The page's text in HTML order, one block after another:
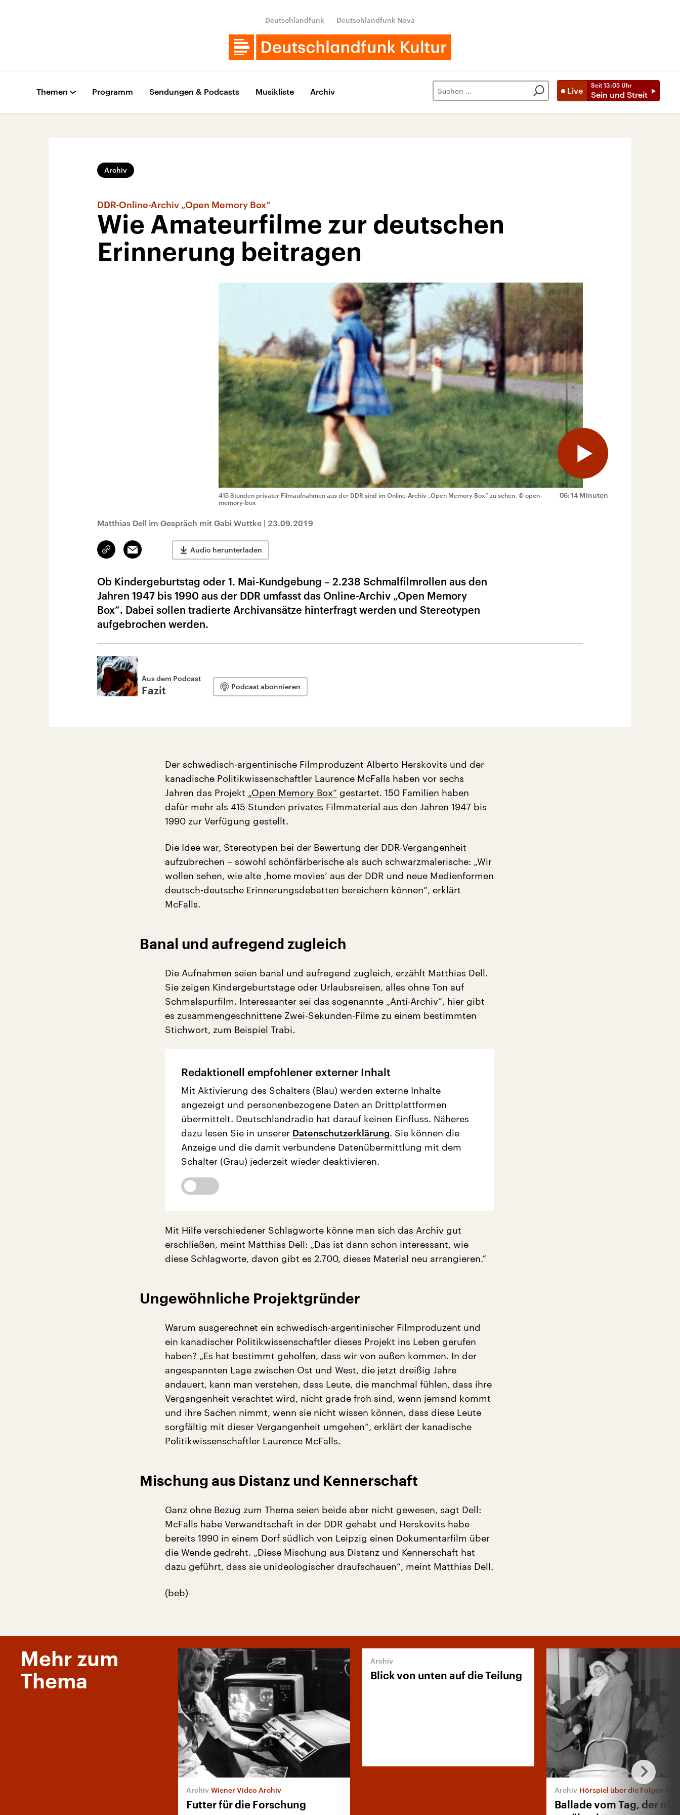
Deutschlandfunk Deutschlandfunk Nova
Live
Seit 13:05 Uhr
Sein und Streit
Themen Programm Sendungen & Podcasts Musikliste Archiv
Archiv
DDR-Online-Archiv „Open Memory Box“
Wie Amateurfilme zur deutschen
Erinnerung beitragen
06:14 Minuten
415 Stunden privater Filmaufnahmen aus der DDR sind im Online-Archiv „Open Memory Box“ zu sehen. © open-
memory-box
Matthias Dell im Gespräch mit Gabi Wuttke | 23.09.2019
Link
kopieren/teilen
Email Audio herunterladen
Ob Kindergeburtstag oder 1. Mai-Kundgebung – 2.238 Schmalfilmrollen aus den
Jahren 1947 bis 1990 aus der DDR umfasst das Online-Archiv „Open Memory
Box“. Dabei sollen tradierte Archivansätze hinterfragt werden und Stereotypen
aufgebrochen werden.
Aus dem Podcast
Fazit Podcast abonnieren
Der schwedisch-argentinische Filmproduzent Alberto Herskovits und der
kanadische Politikwissenschaftler Laurence McFalls haben vor sechs
Jahren das Projekt „Open Memory Box“ gestartet. 150 Familien haben
dafür mehr als 415 Stunden privates Filmmaterial aus den Jahren 1947 bis
1990 zur Verfügung gestellt.
Die Idee war, Stereotypen bei der Bewertung der DDR-Vergangenheit
aufzubrechen – sowohl schönfärberische als auch schwarzmalerische: „Wir
wollen sehen, wie alte ‚home movies‘ aus der DDR und neue Medienformen
deutsch-deutsche Erinnerungsdebatten bereichern können“, erklärt
McFalls.
Banal und aufregend zugleich
Die Aufnahmen seien banal und aufregend zugleich, erzählt Matthias Dell.
Sie zeigen Kindergeburtstage oder Urlaubsreisen, alles ohne Ton auf
Schmalspurfilm. Interessanter sei das sogenannte „Anti-Archiv“, hier gibt
es zusammengeschnittene Zwei-Sekunden-Filme zu einem bestimmten
Stichwort, zum Beispiel Trabi.
Redaktionell empfohlener externer Inhalt
Mit Aktivierung des Schalters (Blau) werden externe Inhalte
angezeigt und personenbezogene Daten an Drittplattformen
übermittelt. Deutschlandradio hat darauf keinen Einfluss. Näheres
dazu lesen Sie in unserer Datenschutzerklärung. Sie können die
Anzeige und die damit verbundene Datenübermittlung mit dem
Schalter (Grau) jederzeit wieder deaktivieren.
Mit Hilfe verschiedener Schlagworte könne man sich das Archiv gut
erschließen, meint Matthias Dell: „Das ist dann schon interessant, wie
diese Schlagworte, davon gibt es 2.700, dieses Material neu arrangieren.“
Ungewöhnliche Projektgründer
Warum ausgerechnet ein schwedisch-argentinischer Filmproduzent und
ein kanadischer Politikwissenschaftler dieses Projekt ins Leben gerufen
haben? „Es hat bestimmt geholfen, dass wir von außen kommen. In der
angespannten Lage zwischen Ost und West, die jetzt dreißig Jahre
andauert, kann man verstehen, dass Leute, die manchmal fühlen, dass ihre
Vergangenheit verachtet wird, nicht grade froh sind, wenn jemand kommt
und ihre Sachen nimmt, wenn sie nicht wissen können, dass diese Leute
sorgfältig mit dieser Vergangenheit umgehen“, erklärt der kanadische
Politikwissenschaftler Laurence McFalls.
Mischung aus Distanz und Kennerschaft
Ganz ohne Bezug zum Thema seien beide aber nicht gewesen, sagt Dell:
McFalls habe Verwandtschaft in der DDR gehabt und Herskovits habe
bereits 1990 in einem Dorf südlich von Leipzig einen Dokumentarfilm über
die Wende gedreht. „Diese Mischung aus Distanz und Kennerschaft hat
dazu geführt, dass sie unideologischer draufschauen“, meint Matthias Dell.
(beb)
Mehr zum
Thema
Wiener Video Archiv
Futter für die Forschung
Blick von unten auf die Teilung
Hörspiel über die Folgen
Ballade vom Tag, der